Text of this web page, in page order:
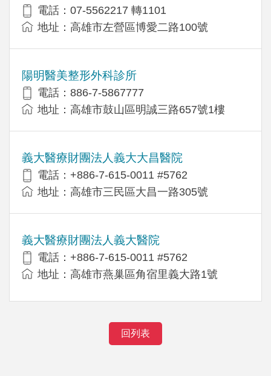
電話：07-5562217 轉1101
地址：高雄市左營區博愛二路100號
陽明醫美整形外科診所
電話：886-7-5867777
地址：高雄市鼓山區明誠三路657號1樓
義大醫療財團法人義大大昌醫院
電話：+886-7-615-0011 #5762
地址：高雄市三民區大昌一路305號
義大醫療財團法人義大醫院
電話：+886-7-615-0011 #5762
地址：高雄市燕巢區角宿里義大路1號
回列表